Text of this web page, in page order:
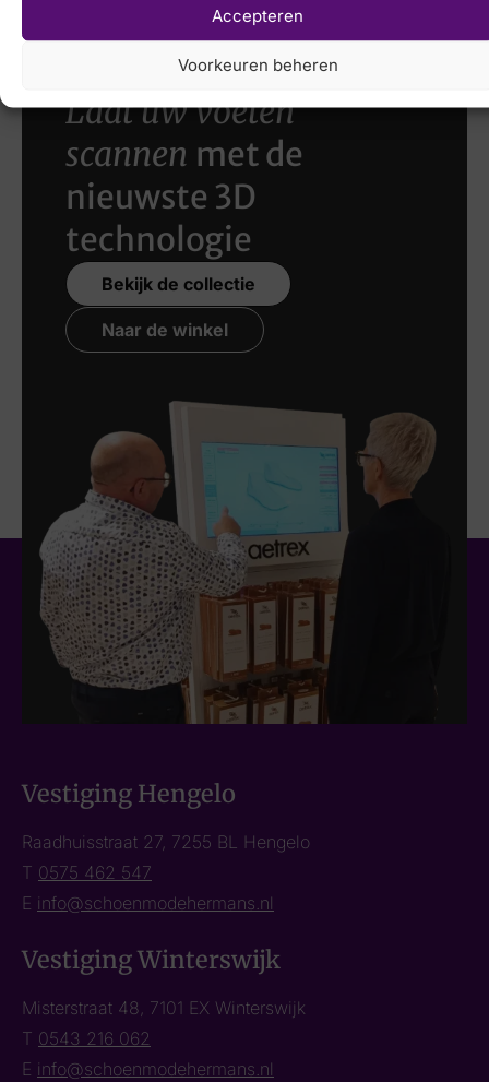
Accepteren
Voorkeuren beheren
Laat uw voeten
scannen met de
nieuwste 3D
technologie
Bekijk de collectie
Naar de winkel
Vestiging Hengelo
Raadhuisstraat 27, 7255 BL Hengelo
T 0575 462 547
E info@schoenmodehermans.nl
Vestiging Winterswijk
Misterstraat 48, 7101 EX Winterswijk
T 0543 216 062
E info@schoenmodehermans.nl